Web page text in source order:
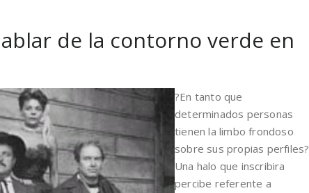
de la contorno verde en
?En tanto que
determinados personas
tienen la limbo frondoso
sobre sus propias perfiles?
Una halo que inscribira
percibe referente a